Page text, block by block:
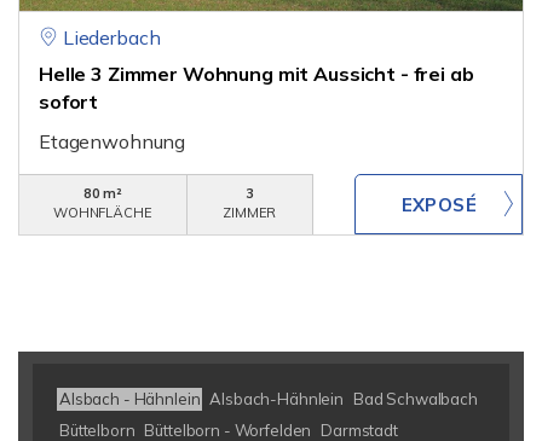
Liederbach
Helle 3 Zimmer Wohnung mit Aussicht - frei ab
sofort
Etagenwohnung
80 m²
WOHNFLÄCHE
3
ZIMMER
Alsbach - Hähnlein Alsbach-Hähnlein
Bad Schwalbach
Büttelborn Büttelborn - Worfelden
Darmstadt